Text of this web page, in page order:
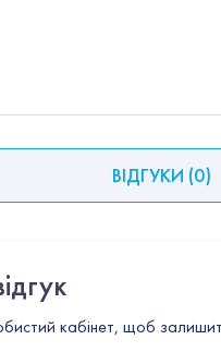
ВІДГУКИ (0)
кабінет, щоб